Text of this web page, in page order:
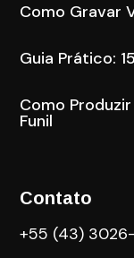
Como Gravar
Guia Prático:
Como
Funil
Contato
+55 (43)